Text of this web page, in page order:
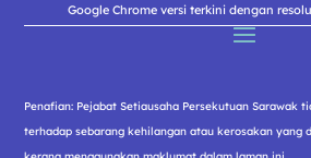
Google Chrome versi terkini dengan
Penafian: Pejabat Setiausaha Persekutuan Sarawak
terhadap sebarang kehilangan atau kerosakan yang